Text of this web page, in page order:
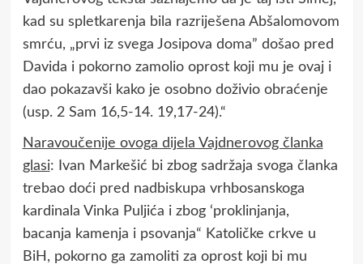
kad su spletkarenja bila razriješena Abšalomovom
smrću, „prvi iz svega Josipova doma” došao pred
Davida i pokorno zamolio oprost koji mu je ovaj i
dao pokazavši kako je osobno doživio obraćenje
(usp. 2 Sam 16,5-14. 19,17-24).“
Naravoučenije ovoga dijela Vajdnerovog članka
glasi: Ivan Markešić bi zbog sadržaja svoga članka
trebao doći pred nadbiskupa vrhbosanskoga
kardinala Vinka Puljića i zbog ‘proklinjanja,
bacanja kamenja i psovanja“ Katoličke crkve u
BiH, pokorno ga zamoliti za oprost koji bi mu